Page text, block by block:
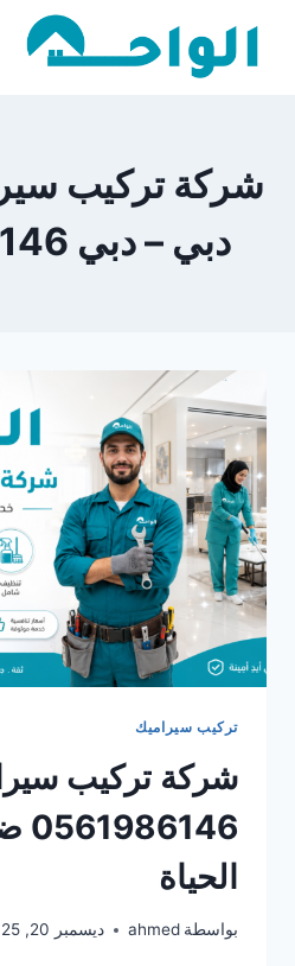
شركة تركيب
دبي – دبي 0561986146
تركيب سيراميك
شركة تركيب
الحياة
بواسطة ahmed ديسمبر 20, 2025